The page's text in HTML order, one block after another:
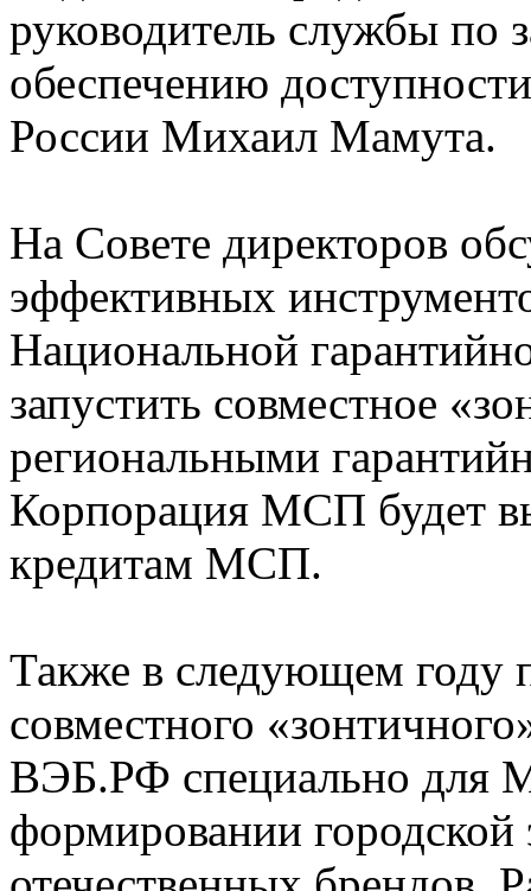
руководитель службы по
обеспечению
России Михаил Мамута.
На Совете директоров
эффективных
Национальной
запустить совместное
региональными
Корпорация МСП будет
кредитам МСП.
Также в следующем году
совместного
ВЭБ.РФ специально для
формировании